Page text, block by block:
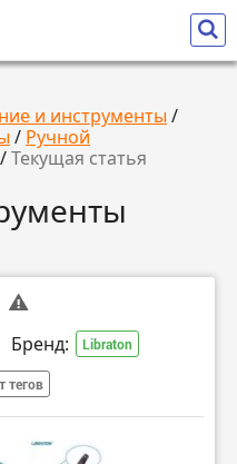
и инструменты /
/ Ручной
/Текущая статья
Бренд: Libraton
тегов